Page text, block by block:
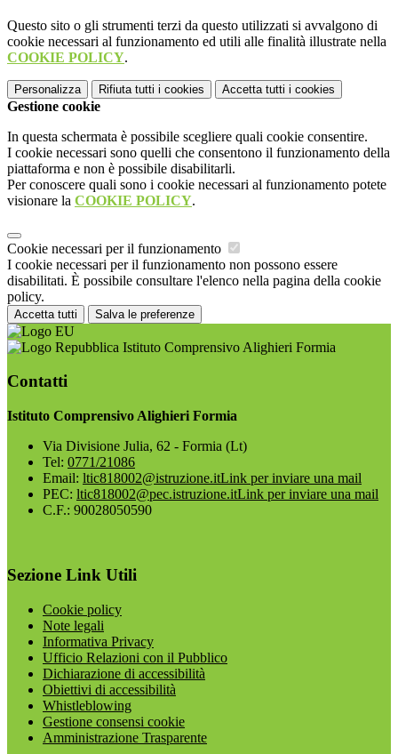
Questo sito o gli strumenti terzi da questo utilizzati si avvalgono di
cookie necessari al funzionamento ed utili alle finalità illustrate nella
COOKIE POLICY.
Personalizza Rifiuta tutti i cookies Accetta tutti i cookies
Gestione cookie
In questa schermata è possibile scegliere quali cookie consentire.
I cookie necessari sono quelli che consentono il funzionamento della
piattaforma e non è possibile disabilitarli.
Per conoscere quali sono i cookie necessari al funzionamento potete
visionare la COOKIE POLICY.
Cookie necessari per il funzionamento
I cookie necessari per il funzionamento non possono essere
disabilitati. È possibile consultare l'elenco nella pagina della cookie
policy.
Accetta tutti Salva le preferenze
Istituto Comprensivo Alighieri Formia
Contatti
Istituto Comprensivo Alighieri Formia
Via Divisione Julia, 62 - Formia (Lt)
Tel: 0771/21086
Email: ltic818002@istruzione.itLink per inviare una mail
PEC: ltic818002@pec.istruzione.itLink per inviare una mail
C.F.: 90028050590
Sezione Link Utili
Cookie policy
Note legali
Informativa Privacy
Ufficio Relazioni con il Pubblico
Dichiarazione di accessibilità
Obiettivi di accessibilità
Whistleblowing
Gestione consensi cookie
Amministrazione Trasparente